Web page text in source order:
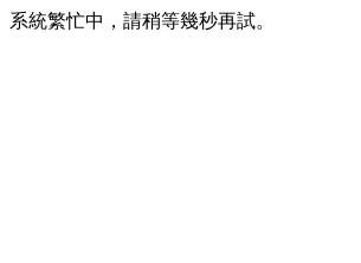
系統繁忙中，請稍等幾秒再試。